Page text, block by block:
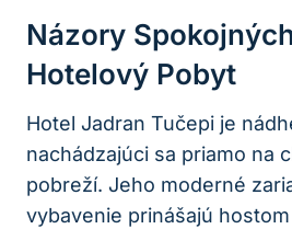
Názory
Hotelový Pobyt
Hotel Jadran Tučepi je
nachádzajúci sa priamo na
pobreží. Jeho moderné
vybavenie prinášajú